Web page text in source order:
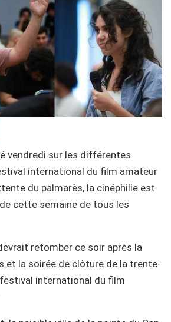
vendredi sur les différentes
international du film amateur
du palmarès, la cinéphilie est
cette semaine de tous les
retomber ce soir après la
et la soirée de clôture de la trente-
international du film